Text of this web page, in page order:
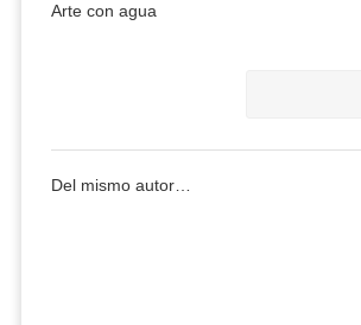
Arte con agua
Del mismo autor…